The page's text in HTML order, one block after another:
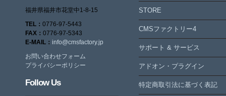
福井県福井市花堂中1-8-15
TEL： 0776-97-5443
FAX： 0776-97-5343
E-MAIL： info@cmsfactory.jp
お問い合わせフォーム
プライバシーポリシー
Follow Us
STORE
CMSファクトリー4
サポート & サービス
アドオン・プラグイン
特定商取引法に基づく表記